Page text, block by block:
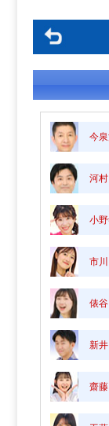
今
河
小
市
俵
新
齋